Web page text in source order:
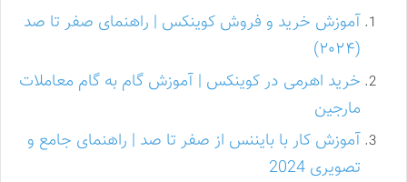
آموزش خرید و فروش کوینکس | راهنمای صفر تا صد
(۲۰۲۴)
خرید اهرمی در کوینکس | آموزش گام به گام معاملات
مارجین
آموزش کار با بایننس از صفر تا صد | راهنمای جامع و
تصویری 2024